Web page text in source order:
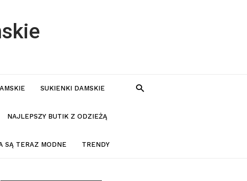
SUKIENKI DAMSKIE
NAJLEPSZY BUTIK Z ODZIEŻĄ
SĄ TERAZ MODNE TRENDY